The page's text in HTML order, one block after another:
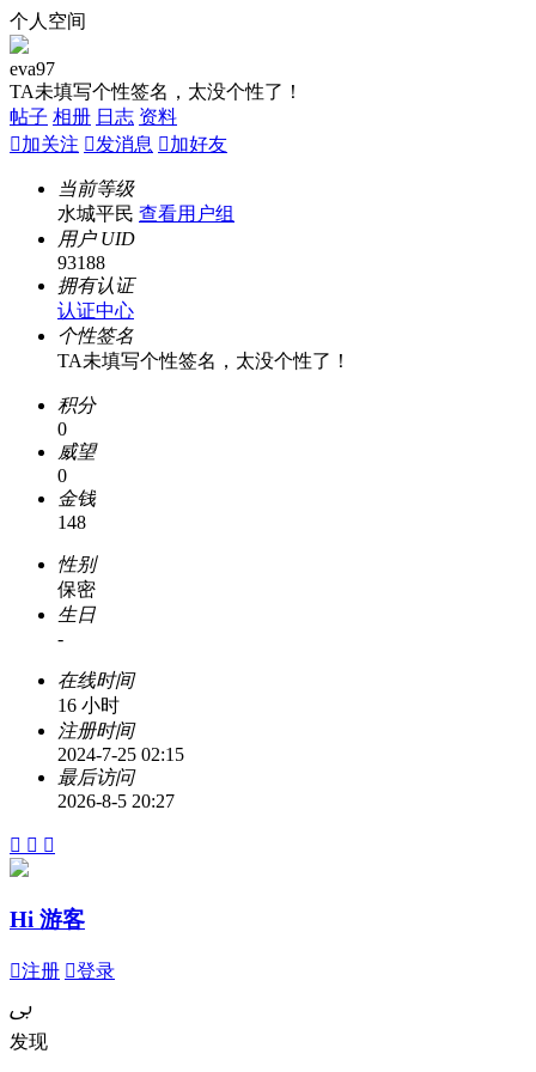
个人空间
eva97
TA未填写个性签名，太没个性了！
帖子 相册 日志 资料
加关注 发消息 加好友
当前等级
水城平民 查看用户组
用户 UID
93188
拥有认证
认证中心
个性签名
TA未填写个性签名，太没个性了！
积分
0
威望
0
金钱
148
性别
保密
生日
-
在线时间
16 小时
注册时间
2024-7-25 02:15
最后访问
2026-8-5 20:27
  
Hi 游客
注册 登录
ﰉ
发现